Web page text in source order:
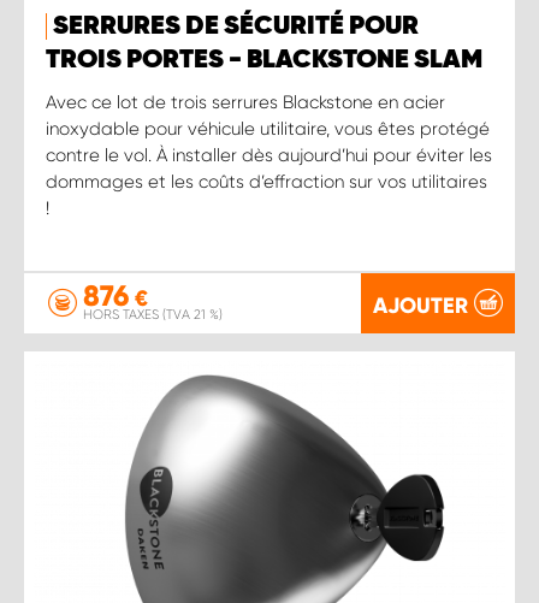
SERRURES DE SÉCURITÉ POUR
TROIS PORTES - BLACKSTONE SLAM
Avec ce lot de trois serrures Blackstone en acier
inoxydable pour véhicule utilitaire, vous êtes protégé
contre le vol. À installer dès aujourd’hui pour éviter les
dommages et les coûts d’effraction sur vos utilitaires
!
876 €
HORS TAXES (TVA 21 %) AJOUTER